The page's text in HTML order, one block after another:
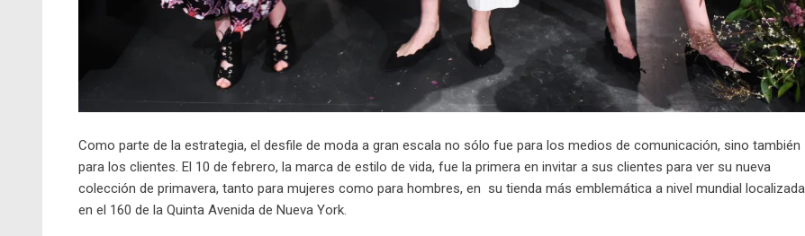
Como parte de la estrategia, el desfile de moda a gran escala no sólo fue para los medios de comunicación, sino también
para los clientes. El 10 de febrero, la marca de estilo de vida, fue la primera en invitar a sus clientes para ver su nueva
colección de primavera, tanto para mujeres como para hombres, en su tienda más emblemática a nivel mundial localizada
en el 160 de la Quinta Avenida de Nueva York.